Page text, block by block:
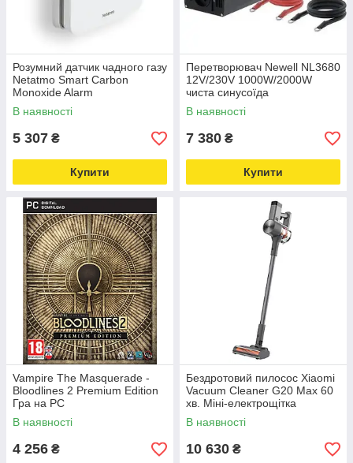
Розумний датчик чадного газу
Netatmo Smart Carbon
Monoxide Alarm
В наявності
5 307 ₴
Купити
Перетворювач Newell NL3680
12V/230V 1000W/2000W
чиста синусоїда
В наявності
7 380 ₴
Купити
Vampire The Masquerade -
Bloodlines 2 Premium Edition
Гра на PC
В наявності
4 256 ₴
Бездротовий пилосос Xiaomi
Vacuum Cleaner G20 Max 60
хв. Міні-електрощітка
В наявності
10 630 ₴